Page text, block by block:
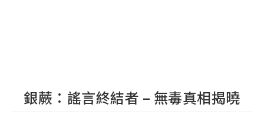
銀蕨：謠言終結者 – 無毒真相揭曉